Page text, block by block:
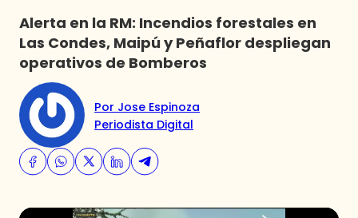
Alerta en la RM: Incendios forestales en
Las Condes, Maipú y Peñaflor despliegan
operativos de Bomberos
Por Jose Espinoza
Periodista Digital